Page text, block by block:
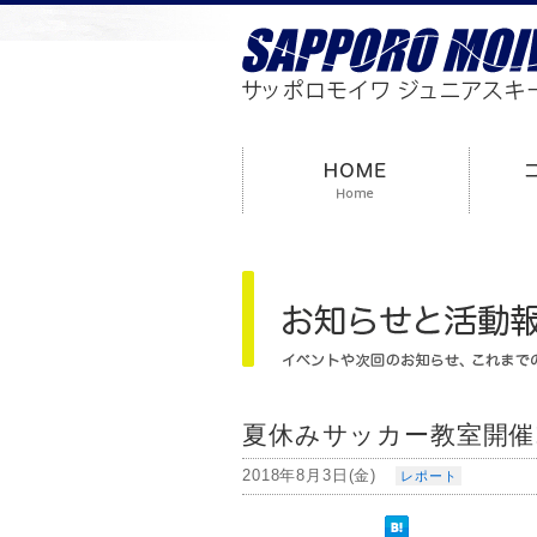
夏休みサッカー教室開
2018年8月3日(金) レポート